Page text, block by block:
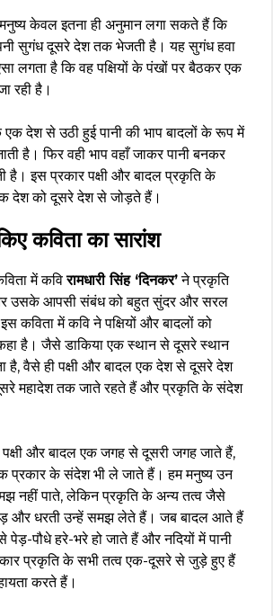
केवल इतना ही अनुमान लगा सकते हैं कि
सुगंध दूसरे देश तक भेजती है। यह सुगंध हवा
लगता है कि वह पक्षियों के पंखों पर बैठकर एक
रही है।
देश से उठी हुई पानी की भाप बादलों के रूप में
है। फिर वही भाप वहाँ जाकर पानी बनकर
है। इस प्रकार पक्षी और बादल प्रकृति के
देश को दूसरे देश से जोड़ते हैं।
कविता का सारांश
में कविरामधारी सिंह ‘दिनकर’ने प्रकृति
उसके आपसी संबंध को बहुत सुंदर और सरल
कविता में कवि ने पक्षियों और बादलों को
है। जैसे डाकिया एक स्थान से दूसरे स्थान
है, वैसे ही पक्षी और बादल एक देश से दूसरे देश
महादेश तक जाते रहते हैं और प्रकृति के संदेश
और बादल एक जगह से दूसरी जगह जाते हैं,
प्रकार के संदेश भी ले जाते हैं। हम मनुष्य उन
नहीं पाते, लेकिन प्रकृति के अन्य तत्व जैसे
और धरती उन्हें समझ लेते हैं। जब बादल आते हैं
पेड़-पौधे हरे-भरे हो जाते हैं और नदियों में पानी
प्रकृति के सभी तत्व एक-दूसरे से जुड़े हुए हैं
करते हैं।